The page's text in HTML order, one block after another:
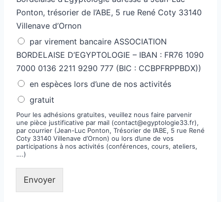
Ponton, trésorier de l’ABE, 5 rue René Coty 33140
Villenave d’Ornon
par virement bancaire ASSOCIATION
BORDELAISE D’EGYPTOLOGIE – IBAN : FR76 1090
7000 0136 2211 9290 777 (BIC : CCBPFRPPBDX))
en espèces lors d’une de nos activités
gratuit
Pour les adhésions gratuites, veuillez nous faire parvenir
une pièce justificative par mail (contact@egyptologie33.fr),
par courrier (Jean-Luc Ponton, Trésorier de l’ABE, 5 rue René
Coty 33140 Villenave d’Ornon) ou lors d’une de vos
participations à nos activités (conférences, cours, ateliers,
….)
Envoyer